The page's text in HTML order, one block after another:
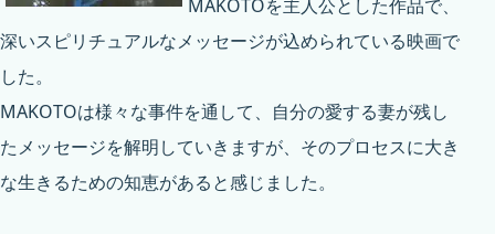
MAKOTOを主人公とした作品で、
深いスピリチュアルなメッセージが込められている映画で
した。
MAKOTOは様々な事件を通して、自分の愛する妻が残し
たメッセージを解明していきますが、そのプロセスに大き
な生きるための知恵があると感じました。